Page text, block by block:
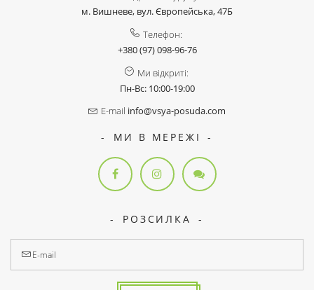
м. Вишневе, вул. Європейська, 47Б
Телефон:
+380 (97) 098-96-76
Ми відкриті:
Пн-Вс: 10:00-19:00
E-mail info@vsya-posuda.com
МИ В МЕРЕЖІ
РОЗСИЛКА